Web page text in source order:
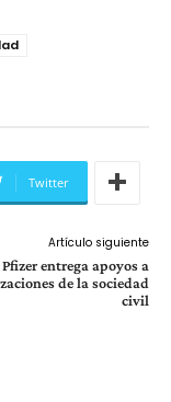
Twitter
Artículo siguiente
Pfizer entrega apoyos a
de la sociedad
civil